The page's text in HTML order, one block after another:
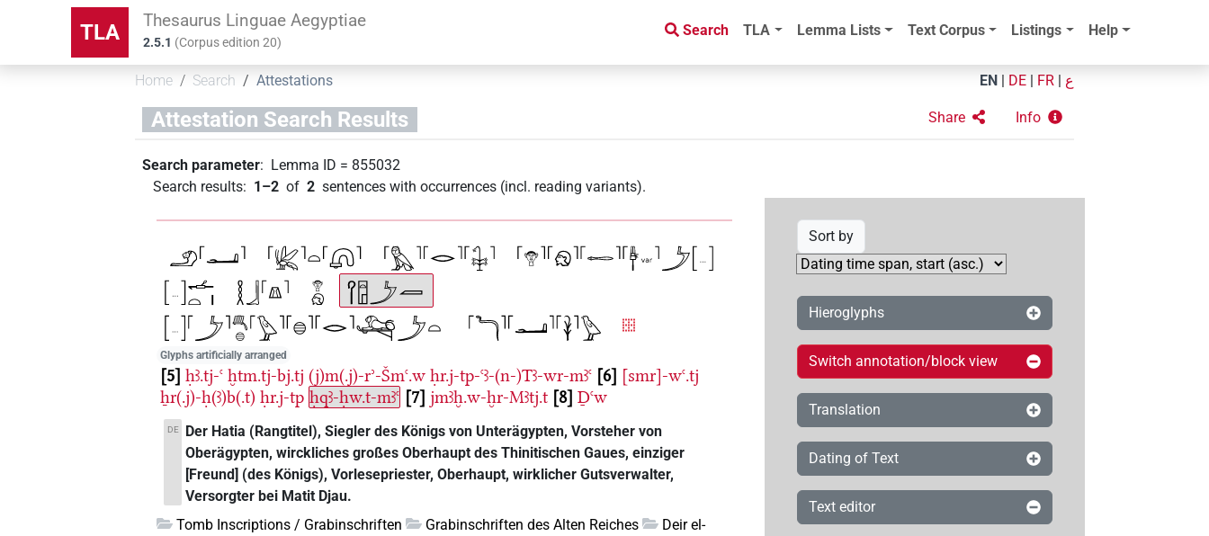
TLA Thesaurus Linguae Aegyptiae
2.5.1 (Corpus edition20)
Search TLA Lemma Lists Text Corpus Listings Help
Home Search Attestations EN DE FR ع
Attestation Search Results Share Info
Search parameter: Lemma ID = 855032
Search results: 1–2 of 2 sentences with occurrences (incl. reading variants).
Glyphs artificially arranged
5 ḥꜣ.tj-ꜥ ḫtm.tj-bj.tj (j)m(.j)-rʾ-Šmꜥ.w ḥr.j-tp-ꜥꜣ-(n-)Tꜣ-wr-mꜣꜥ 6 [smr]-wꜥ.tj
ẖr(.j)-ḥ(ꜣ)b(.t) ḥr.j-tp ḥqꜣ-ḥw.t-mꜣꜥ 7 jmꜣḫ.w-ḫr-Mꜣtj.t 8 Ḏꜥw
DE
Der Hatia (Rangtitel), Siegler des Königs von Unterägypten, Vorsteher von
Oberägypten, wirckliches großes Oberhaupt des Thinitischen Gaues, einziger
[Freund] (des Königs), Vorlesepriester, Oberhaupt, wirklicher Gutsverwalter,
Versorgter bei Matit Djau.
Tomb Inscriptions / Grabinschriften
Grabinschriften des Alten Reiches
Deir el-
Sort by
Hieroglyphs
Switch annotation/block view
Translation
Dating of Text
Text editor